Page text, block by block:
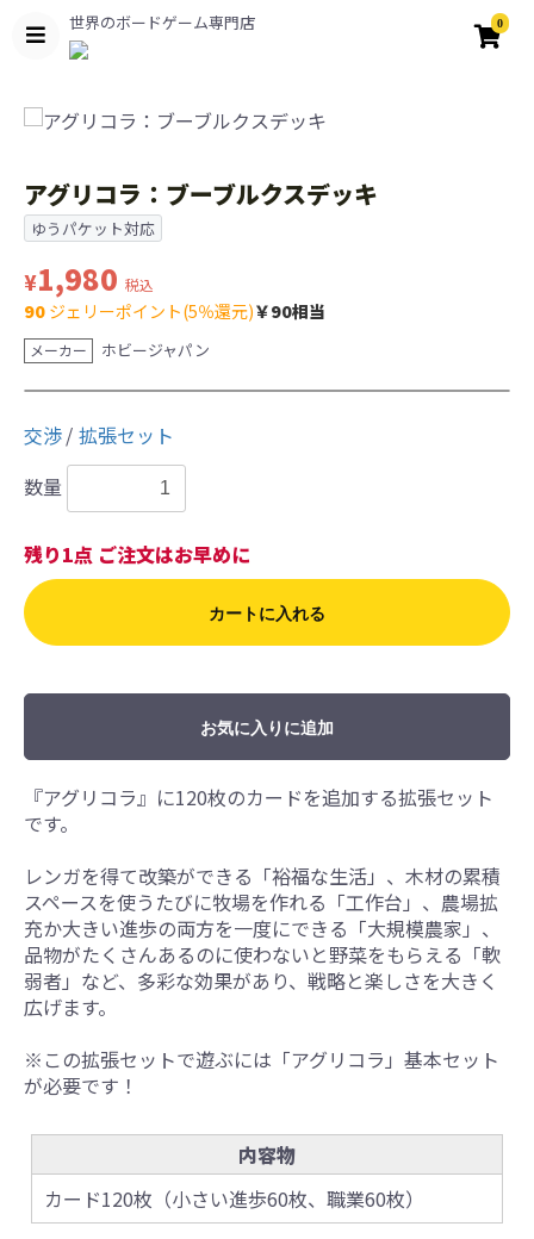
世界のボードゲーム専門店 0
アグリコラ：ブーブルクスデッキ
ゆうパケット対応
¥1,980 税込
90 ジェリーポイント(5％還元)￥90相当
メーカー ホビージャパン
交渉 拡張セット
数量
残り1点 ご注文はお早めに
カートに入れる
お気に入りに追加
『アグリコラ』に120枚のカードを追加する拡張セット
です。
レンガを得て改築ができる「裕福な生活」、木材の累積
スペースを使うたびに牧場を作れる「工作台」、農場拡
充か大きい進歩の両方を一度にできる「大規模農家」、
品物がたくさんあるのに使わないと野菜をもらえる「軟
弱者」など、多彩な効果があり、戦略と楽しさを大きく
広げます。
※この拡張セットで遊ぶには「アグリコラ」基本セット
が必要です！
内容物
カード120枚（小さい進歩60枚、職業60枚）